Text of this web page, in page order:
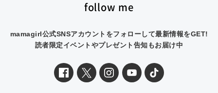
follow me
mamagirl公式SNSアカウントをフォローして最新情報をGET!
読者限定イベントやプレゼント告知もお届け中